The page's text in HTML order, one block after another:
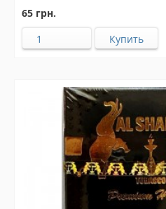
65 грн.